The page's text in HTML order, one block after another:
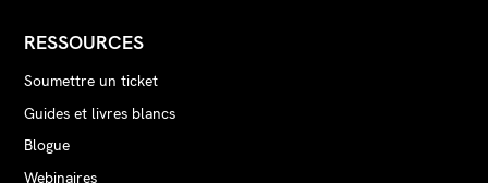
RESSOURCES
Soumettre un ticket
Guides et livres blancs
Blogue
Webinaires